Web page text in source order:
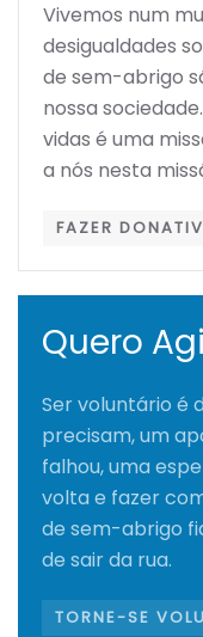
Vivemos num
desigualdades
de sem-abrigo
nossa
vidas é uma
a nós nesta
FAZER
Quero
Ser voluntário é
precisam, um
falhou, uma
volta e fazer
de sem-abrigo
de sair da rua.
TORNE-SE